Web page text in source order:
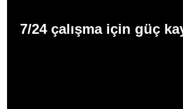
7/24 çalışma için güç